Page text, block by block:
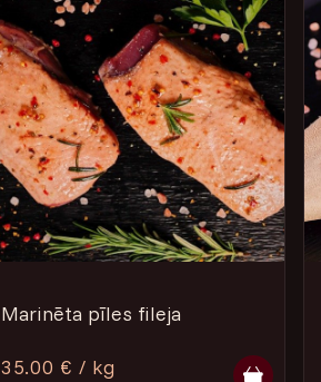
Marinēta pīles fileja
35.00 € / kg